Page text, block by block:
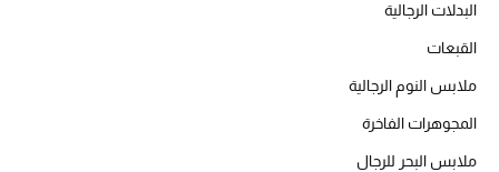
البدلات الرجالية
القبعات
ملابس النوم الرجالية
المجوهرات الفاخرة
ملابس البحر للرجال